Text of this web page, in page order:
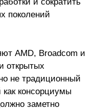
поколений
AMD, Broadcom и
открытых
не традиционный
как консорциумы
заметно